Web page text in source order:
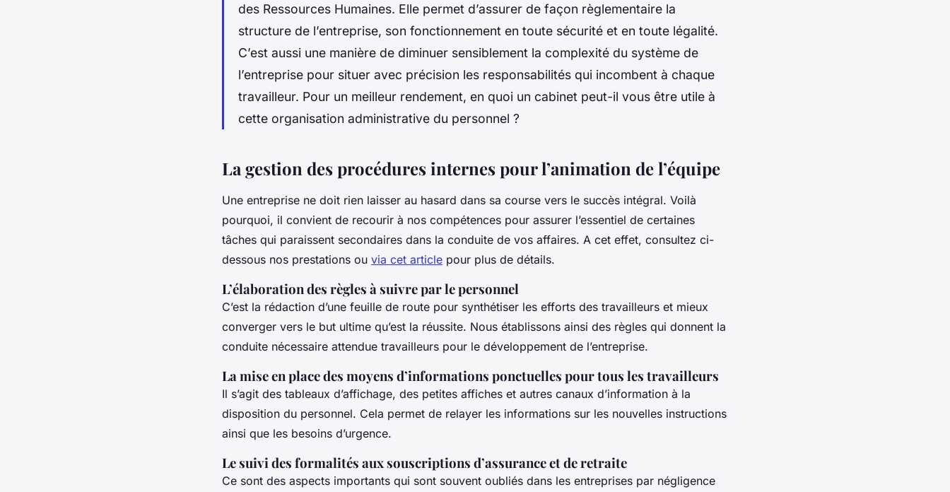
des Ressources Humaines. Elle permet d’assurer de façon règlementaire la
structure de l’entreprise, son fonctionnement en toute sécurité et en toute légalité.
C’est aussi une manière de diminuer sensiblement la complexité du système de
l’entreprise pour situer avec précision les responsabilités qui incombent à chaque
travailleur. Pour un meilleur rendement, en quoi un cabinet peut-il vous être utile à
cette organisation administrative du personnel ?
La gestion des procédures internes pour l’animation de l’équipe
Une entreprise ne doit rien laisser au hasard dans sa course vers le succès intégral. Voilà
pourquoi, il convient de recourir à nos compétences pour assurer l’essentiel de certaines
tâches qui paraissent secondaires dans la conduite de vos affaires. A cet effet, consultez ci-
dessous nos prestations ou via cet article pour plus de détails.
L’élaboration des règles à suivre par le personnel
C’est la rédaction d’une feuille de route pour synthétiser les efforts des travailleurs et mieux
converger vers le but ultime qu’est la réussite. Nous établissons ainsi des règles qui donnent la
conduite nécessaire attendue travailleurs pour le développement de l’entreprise.
La mise en place des moyens d’informations ponctuelles pour tous les travailleurs
Il s’agit des tableaux d’affichage, des petites affiches et autres canaux d’information à la
disposition du personnel. Cela permet de relayer les informations sur les nouvelles instructions
ainsi que les besoins d’urgence.
Le suivi des formalités aux souscriptions d’assurance et de retraite
Ce sont des aspects importants qui sont souvent oubliés dans les entreprises par négligence